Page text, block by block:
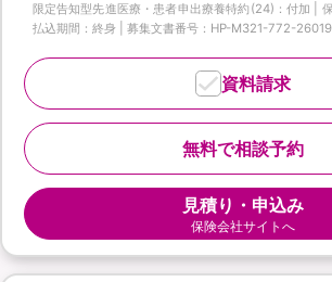
限定告知型先進医療・患者申出療養特約(24)：付加 |
払込期間：終身 | 募集文書番号：HP-M321-772-
無料で相談予約
資料請求
見積り・申込み
保険会社サイトへ